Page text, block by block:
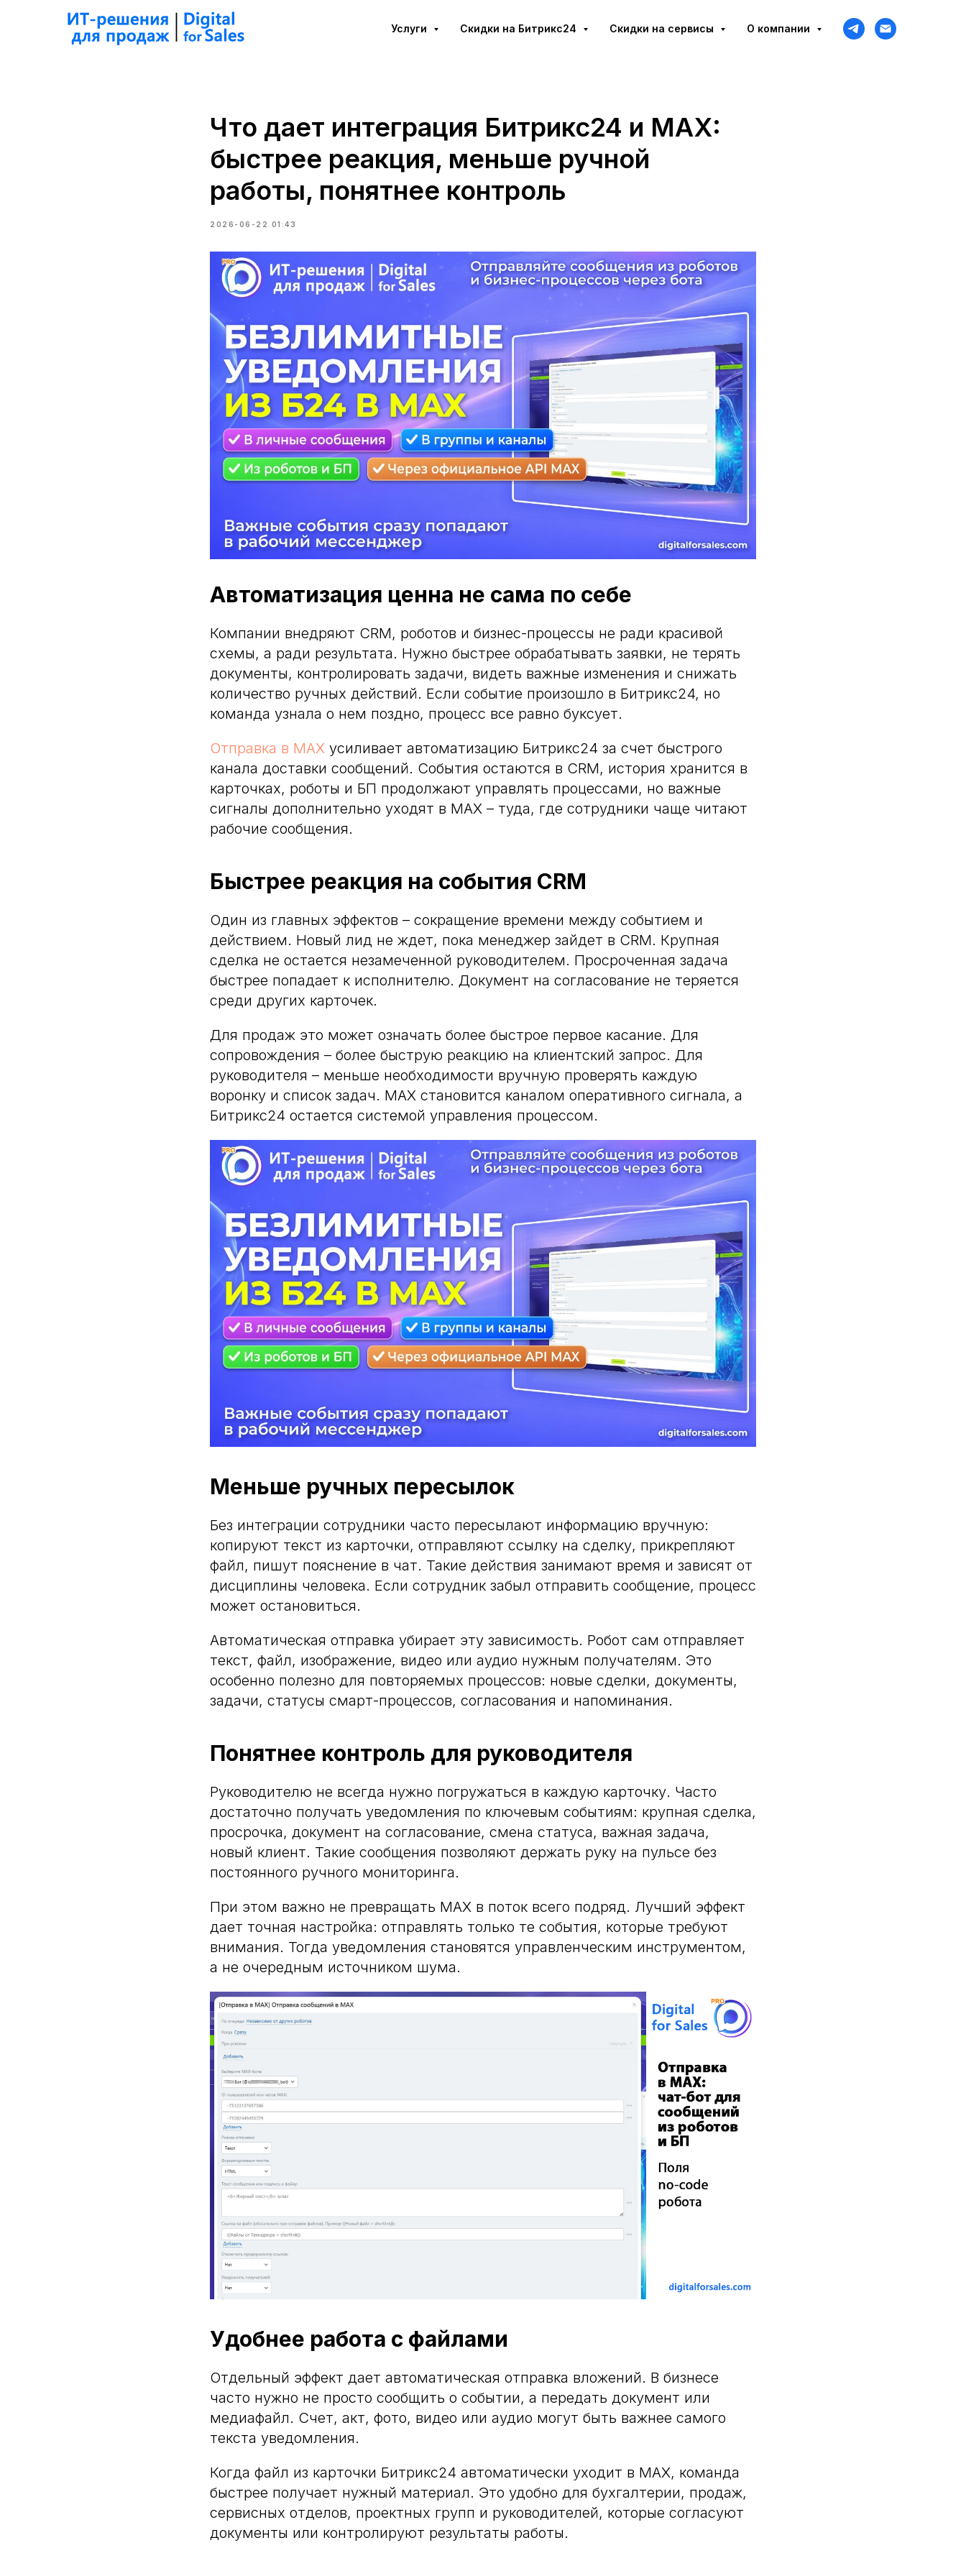
Услуги Cкидки на Битрикс24 Скидки на сервисы О компании
Что дает интеграция Битрикс24 и MAX:
быстрее реакция, меньше ручной
работы, понятнее контроль
2026-06-22 01:43
Автоматизация ценна не сама по себе
Компании внедряют CRM, роботов и бизнес-процессы не ради красивой
схемы, а ради результата. Нужно быстрее обрабатывать заявки, не терять
документы, контролировать задачи, видеть важные изменения и снижать
количество ручных действий. Если событие произошло в Битрикс24, но
команда узнала о нем поздно, процесс все равно буксует.
Отправка в MAX усиливает автоматизацию Битрикс24 за счет быстрого
канала доставки сообщений. События остаются в CRM, история хранится в
карточках, роботы и БП продолжают управлять процессами, но важные
сигналы дополнительно уходят в MAX – туда, где сотрудники чаще читают
рабочие сообщения.
Быстрее реакция на события CRM
Один из главных эффектов – сокращение времени между событием и
действием. Новый лид не ждет, пока менеджер зайдет в CRM. Крупная
сделка не остается незамеченной руководителем. Просроченная задача
быстрее попадает к исполнителю. Документ на согласование не теряется
среди других карточек.
Для продаж это может означать более быстрое первое касание. Для
сопровождения – более быструю реакцию на клиентский запрос. Для
руководителя – меньше необходимости вручную проверять каждую
воронку и список задач. MAX становится каналом оперативного сигнала, а
Битрикс24 остается системой управления процессом.
Меньше ручных пересылок
Без интеграции сотрудники часто пересылают информацию вручную:
копируют текст из карточки, отправляют ссылку на сделку, прикрепляют
файл, пишут пояснение в чат. Такие действия занимают время и зависят от
дисциплины человека. Если сотрудник забыл отправить сообщение, процесс
может остановиться.
Автоматическая отправка убирает эту зависимость. Робот сам отправляет
текст, файл, изображение, видео или аудио нужным получателям. Это
особенно полезно для повторяемых процессов: новые сделки, документы,
задачи, статусы смарт-процессов, согласования и напоминания.
Понятнее контроль для руководителя
Руководителю не всегда нужно погружаться в каждую карточку. Часто
достаточно получать уведомления по ключевым событиям: крупная сделка,
просрочка, документ на согласование, смена статуса, важная задача,
новый клиент. Такие сообщения позволяют держать руку на пульсе без
постоянного ручного мониторинга.
При этом важно не превращать MAX в поток всего подряд. Лучший эффект
дает точная настройка: отправлять только те события, которые требуют
внимания. Тогда уведомления становятся управленческим инструментом,
а не очередным источником шума.
Удобнее работа с файлами
Отдельный эффект дает автоматическая отправка вложений. В бизнесе
часто нужно не просто сообщить о событии, а передать документ или
медиафайл. Счет, акт, фото, видео или аудио могут быть важнее самого
текста уведомления.
Когда файл из карточки Битрикс24 автоматически уходит в MAX, команда
быстрее получает нужный материал. Это удобно для бухгалтерии, продаж,
сервисных отделов, проектных групп и руководителей, которые согласуют
документы или контролируют результаты работы.